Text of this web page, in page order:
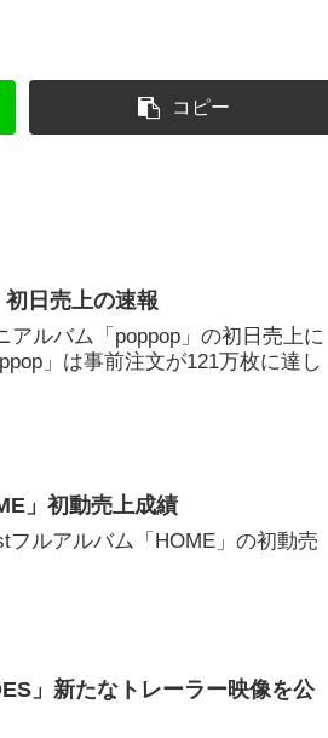
コピー
日売上の速報
アルバム「poppop」の初日売上に
」は事前注文が121万枚に達し
」初動売上成績
フルアルバム「HOME」の初動売
」新たなトレーラー映像を公